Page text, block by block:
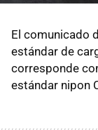
El comunicado
estándar de
corresponde
estándar nipon